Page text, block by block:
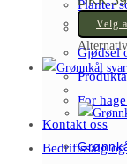
Planter
Gjødsel
For
Kontakt oss
Bedriftssalg
Velg